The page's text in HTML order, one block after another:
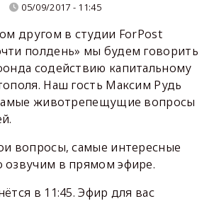
05/09/2017 - 11:45
другом в студии ForPost
полдень» мы будем говорить
содействию капитальному
Наш гость Максим Рудь
животрепещущие вопросы
вопросы, самые интересные
в прямом эфире.
в 11:45. Эфир для вас